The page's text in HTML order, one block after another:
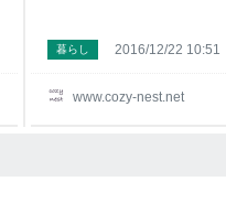
www.cozy-nest.net
暮らし 2016/12/22 10:51